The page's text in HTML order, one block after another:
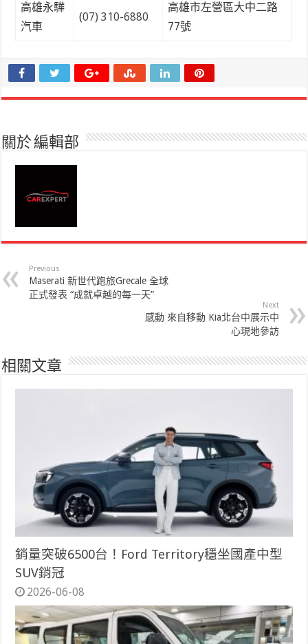
高雄永驊
汽車
(07) 310-6880
高雄市左營區大中二路
77號
關於 編輯部
Previous
Maserati 新世代跑旅Grecale 全球
正式發表 “成就卓越的每一天”
Next
感動 來自移動 Kia北台中展示中
心現地參訪
相關文章
銷量突破6500台！Ford Territory穩坐國產中型
SUV銷冠
2026-06-08